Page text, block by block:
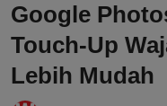
Google
Touch-Up
Lebih Mudah